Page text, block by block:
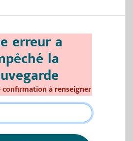
erreur a
la
confirmation à renseigner